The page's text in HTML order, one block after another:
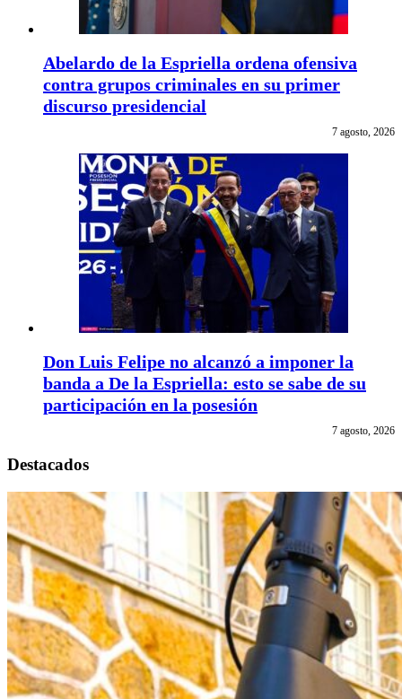
Abelardo de la Espriella ordena ofensiva
contra grupos criminales en su primer
discurso presidencial
7 agosto, 2026
Don Luis Felipe no alcanzó a imponer la
banda a De la Espriella: esto se sabe de su
participación en la posesión
7 agosto, 2026
Destacados